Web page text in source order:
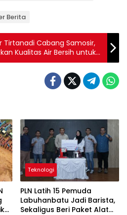
Berita
Tirtanadi Cabang Samosir,
Kualitas Air Bersih untuk
Teknologi
PLN Latih 15 Pemuda
Labuhanbatu Jadi Barista,
Sekaligus Beri Paket Alat